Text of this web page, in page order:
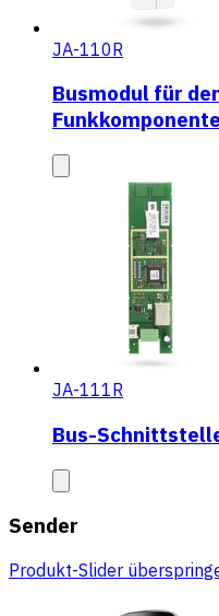
JA-110R
Busmodul für
JA-111R
Bus-
Sender
Produkt-Slider